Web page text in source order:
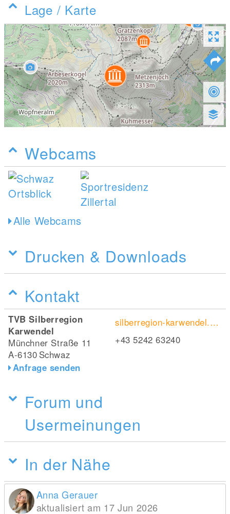
Lage / Karte
Webcams
Alle Webcams
Drucken & Downloads
Kontakt
TVB Silberregion
Karwendel
Münchner Straße 11
A-6130 Schwaz
Anfrage senden
silberregion-karwendel.com/de/
+43 5242 63240
Forum und
Usermeinungen
In der Nähe
Anna Gerauer
aktualisiert am 17 Jun 2026